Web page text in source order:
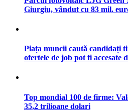
Giurgiu, vândut cu 83 mil.
Piața muncii caută candidați
ofertele de job pot fi accesate
Top mondial 100 de firme:
35,2 trilioane dolari